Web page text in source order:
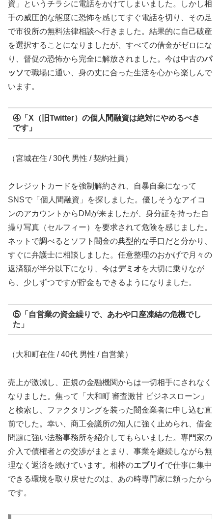
資」というチラシに電話をかけてしまいました。しかし相
手の威圧的な態度に恐怖を感じてすぐ電話を切り、その足
で市役所の無料法律相談へ行きました。結果的に自己破産
を選択することになりましたが、すべての借金がゼロにな
り、督促の恐怖から完全に解放されました。今は中古のパ
ッソで職場に通い、身の丈に合った生活を心から楽しんで
います。
④「X（旧Twitter）の個人間融資は絶対にやめるべき
です」
（宮城在住 / 30代 男性 / 契約社員）
クレジットカードを強制解約され、自暴自棄になって
SNSで「個人間融資」を探しました。優しそうなアイコ
ンのアカウントからDMが来ましたが、身分証を持った自
撮り写真（セルフィー）を要求されて危険を感じました。
ネットで調べるとソフト闇金の典型的な手口だと分かり、
すぐに弁護士に相談しました。任意整理のおかげで月々の
返済額が半分以下になり、今はデミオを大切に乗りなが
ら、少しずつですが貯金もできるようになりました。
⑤「自営業の資金繰りで、あわや口座凍結の危機でし
た」
（大和町在住 / 40代 男性 / 自営業）
売上が激減し、正規の金融機関からは一切相手にされなく
なりました。焦って「大和町 審査激甘 ビジネスローン」
と検索し、ファクタリングを装った闇金業者に申し込む直
前でした。幸い、商工会議所の知人に強く止められ、借金
問題に強い法務事務所を紹介してもらいました。専門家の
介入で債権者との交渉がまとまり、事業を継続しながら無
理なく返済を続けています。相棒のエブリイで仕事に集中
できる環境を取り戻せたのは、あの時専門家に頼ったから
です。